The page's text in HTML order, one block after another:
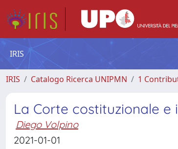
IRIS
IRIS Catalogo Ricerca UNIPMN 1
La Corte costituzionale
Diego Volpino
2021-01-01